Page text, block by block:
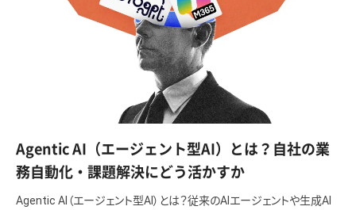
Agentic AI（エージェント型AI）とは？自社の業
務自動化・課題解決にどう活かすか
Agentic AI（エージェント型AI）とは？従来のAIエージェントや生成AI